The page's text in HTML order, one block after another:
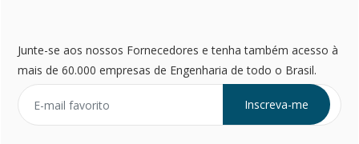
Junte-se aos nossos Fornecedores e tenha também acesso à
mais de 60.000 empresas de Engenharia de todo o Brasil.
Inscreva-me